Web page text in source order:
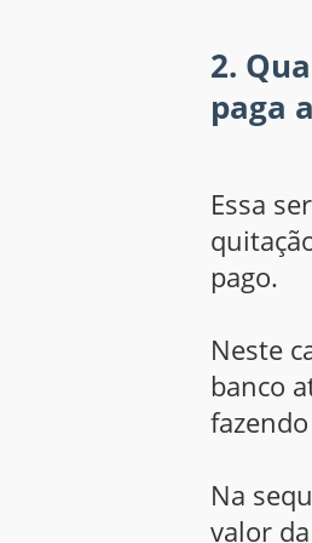
2.
paga
Essa
pago.
Neste
banco
Na
valor